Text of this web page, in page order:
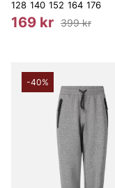
Pants
128 140 152 164 176
169 kr 399 kr
-40%